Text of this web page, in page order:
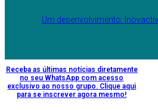
Um desenvolvimento:
Receba as últimas notícias diretamente
no seu WhatsApp com acesso
exclusivo ao nosso grupo. Clique aqui
para se inscrever agora mesmo!